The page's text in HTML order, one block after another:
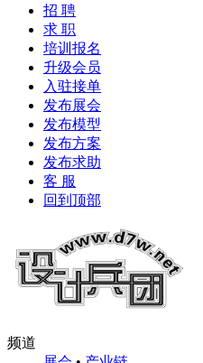
招 聘
求 职
培训报名
升级会员
入驻接单
发布展会
发布模型
发布方案
发布求助
客 服
回到顶部
频道